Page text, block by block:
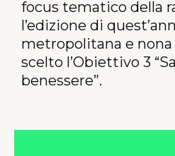
focus tematico della
l’edizione di
metropolitana e
scelto l’Obiettivo 3
benessere”.